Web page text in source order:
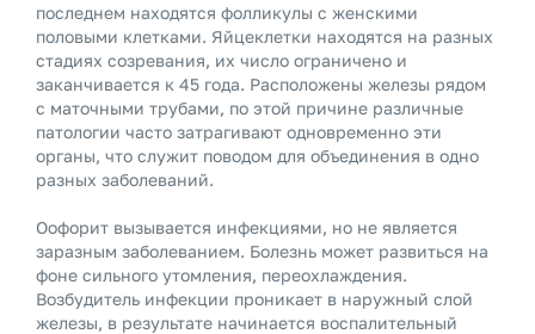
последнем находятся фолликулы с женскими
половыми клетками. Яйцеклетки находятся на разных
стадиях созревания, их число ограничено и
заканчивается к 45 года. Расположены железы рядом
с маточными трубами, по этой причине различные
патологии часто затрагивают одновременно эти
органы, что служит поводом для объединения в одно
разных заболеваний.
Оофорит вызывается инфекциями, но не является
заразным заболеванием. Болезнь может развиться на
фоне сильного утомления, переохлаждения.
Возбудитель инфекции проникает в наружный слой
железы, в результате начинается воспалительный